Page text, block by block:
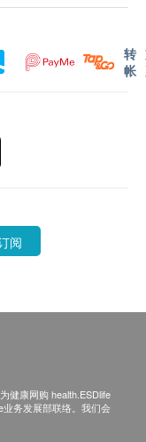
前检查计划(女
康化验中心[地
高工业中心8楼
1983)。
务中心」提供
只限中环指定
9008 预约
有更改，恕不另
查询。
易【健康网购
本服务/产品。
转
帐
阅
健康网购 health.ESDlife
务发展部联络。我们会